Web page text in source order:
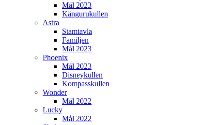
Mål 2023
Kängurukullen
Astra
Stamtavla
Familjen
Mål 2023
Phoenix
Mål 2023
Disneykullen
Kompasskullen
Wonder
Mål 2022
Lucky
Mål 2022